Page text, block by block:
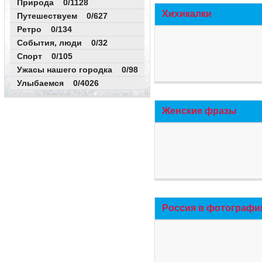
Природа 0/1128
Путешествуем 0/627
Ретро 0/134
События, люди 0/32
Спорт 0/105
Ужасы нашего городка 0/98
Улыбаемся 0/4026
Хихикалки
Женские фразы
Россия в